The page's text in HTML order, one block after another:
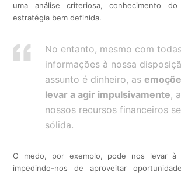
uma análise criteriosa, conhecimento
estratégia bem definida.
No entanto, mesmo com
informações à nossa
assunto é dinheiro, as
levar a agir impulsivamente,
nossos recursos financeiros
sólida.
O medo, por exemplo, pode nos levar à
impedindo-nos de aproveitar